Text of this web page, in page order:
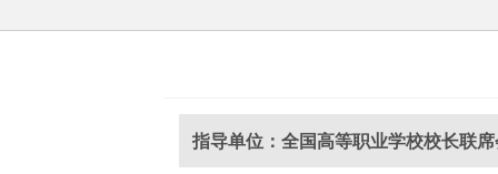
指导单位：全国高等职业学校校长联